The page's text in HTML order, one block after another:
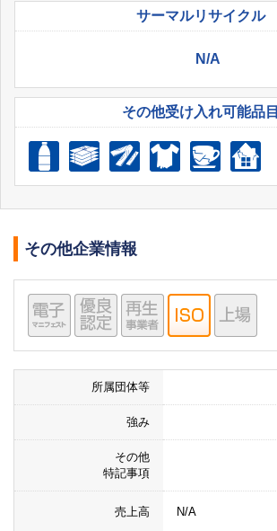
サーマルリサイクル
N/A
その他受け入れ可能品目
その他企業情報
所属団体等
強み
その他
特記事項
売上高 N/A